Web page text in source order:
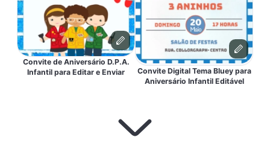
Convite de Aniversário D.P.A.
Infantil para Editar e Enviar
Convite Digital Tema Bluey para
Aniversário Infantil Editável